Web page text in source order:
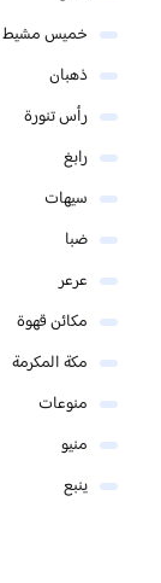
خميس مشيط
ذهبان
رأس تنورة
رابغ
سيهات
ضبا
عرعر
مكائن قهوة
مكة المكرمة
منوعات
منيو
ينبع